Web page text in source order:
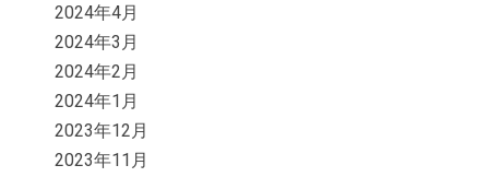
2024年4月
2024年3月
2024年2月
2024年1月
2023年12月
2023年11月